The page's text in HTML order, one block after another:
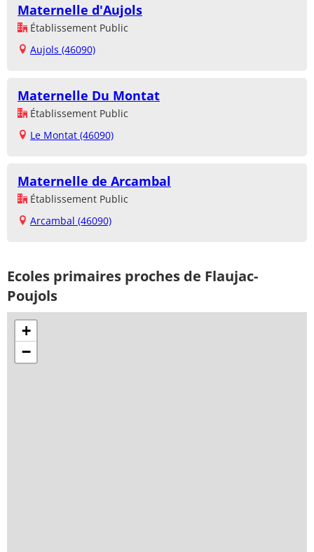
Maternelle d'Aujols
Établissement Public
Aujols (46090)
Maternelle Du Montat
Établissement Public
Le Montat (46090)
Maternelle de Arcambal
Établissement Public
Arcambal (46090)
Ecoles primaires proches de Flaujac-
Poujols
+
−